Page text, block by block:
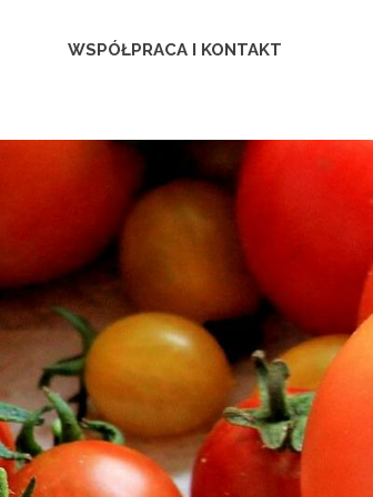
WSPÓŁPRACA I KONTAKT